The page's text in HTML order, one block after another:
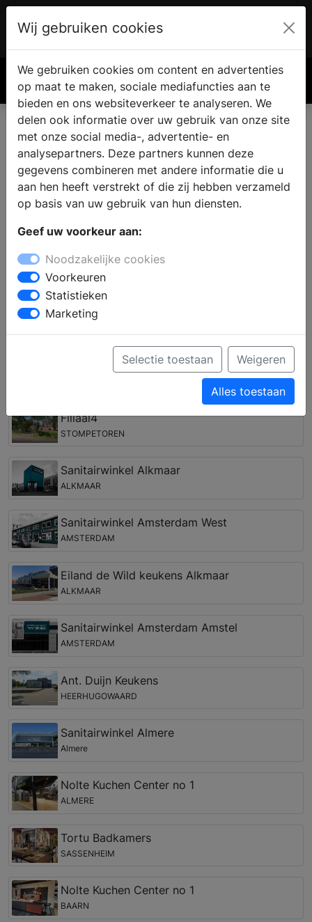
€ 0.00
Badkamer kopen in Wormer
Bent u op zoek naar een nieuwe badkamer en zoekt u
een sanitair winkel in Wormer ? In de showroom van de
badkamerwinkel staat een ervaren team klaar om
laatste badkamertrends en een variatie aan
badkamerstijlen laten zien.
Stel een complete badkamer samen of kies voor aparte
onderdelen zoals een douchewand voor de
bijvoorbeeld een spiegelkast met LED verlichting.
Badkamer winkel in de regio Wormer
Filiaal4
STOMPETOREN
Sanitairwinkel Alkmaar
ALKMAAR
Sanitairwinkel Amsterdam West
AMSTERDAM
Eiland de Wild keukens Alkmaar
ALKMAAR
Sanitairwinkel Amsterdam Amstel
AMSTERDAM
Ant. Duijn Keukens
HEERHUGOWAARD
Sanitairwinkel Almere
Almere
Nolte Kuchen Center no 1
ALMERE
Tortu Badkamers
SASSENHEIM
Nolte Kuchen Center no 1
BAARN
Wij gebruiken cookies
We gebruiken cookies om content en advertenties
op maat te maken, sociale mediafuncties aan te
bieden en ons websiteverkeer te analyseren. We
delen ook informatie over uw gebruik van onze site
met onze social media-, advertentie- en
analysepartners. Deze partners kunnen deze
gegevens combineren met andere informatie die u
aan hen heeft verstrekt of die zij hebben verzameld
op basis van uw gebruik van hun diensten.
Geef uw voorkeur aan:
Noodzakelijke cookies
Voorkeuren
Statistieken
Marketing
Selectie toestaan Weigeren
Alles toestaan